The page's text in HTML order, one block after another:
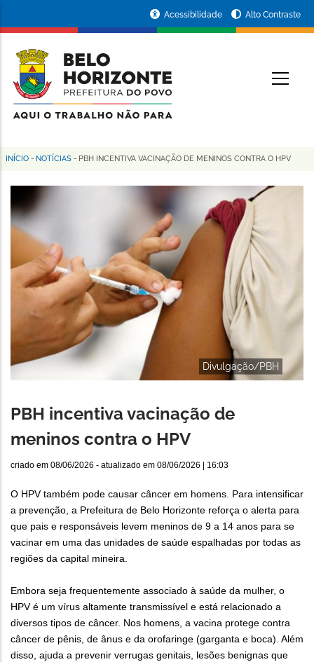
conteúdo
principal
da
Prefeitura
de
Horizonte
Acessibilidade Alto Contraste
Trilha
de
navegação
INÍCIO - NOTÍCIAS - PBH INCENTIVA VACINAÇÃO DE MENINOS CONTRA O HPV
Divulgação/PBH
PBH incentiva vacinação de
meninos contra o HPV
criado em 08/06/2026 - atualizado em 08/06/2026 | 16:03
O HPV também pode causar câncer em homens. Para intensificar
a prevenção, a Prefeitura de Belo Horizonte reforça o alerta para
que pais e responsáveis levem meninos de 9 a 14 anos para se
vacinar em uma das unidades de saúde espalhadas por todas as
regiões da capital mineira.
Embora seja frequentemente associado à saúde da mulher, o
HPV é um vírus altamente transmissível e está relacionado a
diversos tipos de câncer. Nos homens, a vacina protege contra
câncer de pênis, de ânus e da orofaringe (garganta e boca). Além
disso, ajuda a prevenir verrugas genitais, lesões benignas que